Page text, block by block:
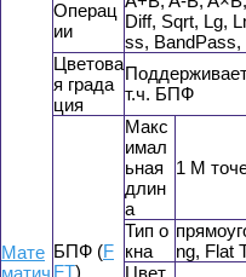
Мате
матич
Операц
ии
Diff, Sqrt, Lg,
ss, BandPass,
Цветова
я града
ция
т.ч. БПФ
БПФ (F
FT)
Макс
имал
ьная
длин
а
1 М
Тип о
кна
ng, Flat
Цвет